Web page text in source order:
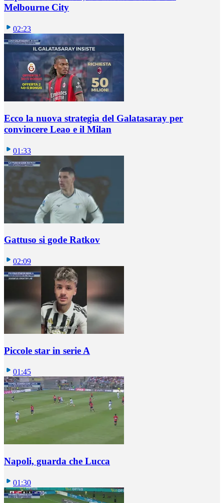
Melbourne City
02:23
Ecco la nuova strategia del Galatasaray per
convincere Leao e il Milan
01:33
Gattuso si gode Ratkov
02:09
Piccole star in serie A
01:45
Napoli, guarda che Lucca
01:30